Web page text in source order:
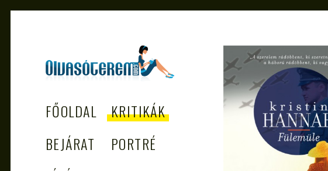
– AZ EGÉSZSÉGES
OLVASÁS
TÁMOGATÓJA
FŐOLDAL
KRITIKÁK
BEJÁRAT
PORTRÉ